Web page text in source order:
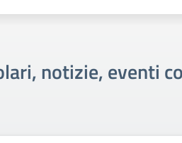
notizie, eventi